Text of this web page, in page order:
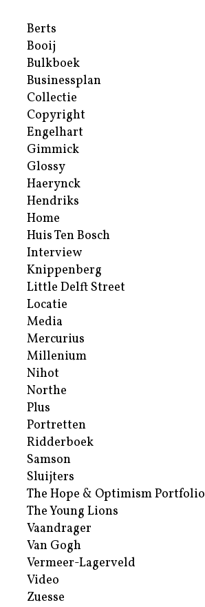
Berts
Booij
Bulkboek
Businessplan
Collectie
Copyright
Engelhart
Gimmick
Glossy
Haerynck
Hendriks
Home
Huis Ten Bosch
Interview
Knippenberg
Little Delft Street
Locatie
Media
Mercurius
Millenium
Nihot
Northe
Plus
Portretten
Ridderboek
Samson
Sluijters
The Hope & Optimism Portfolio
The Young Lions
Vaandrager
Van Gogh
Vermeer-Lagerveld
Video
Zuesse